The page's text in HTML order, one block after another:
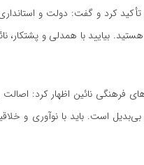
کرد و گفت: دولت و
بیایید با همدلی و پشتکار،
فرهنگی نائین اظهار کرد:
است. باید با نوآوری و